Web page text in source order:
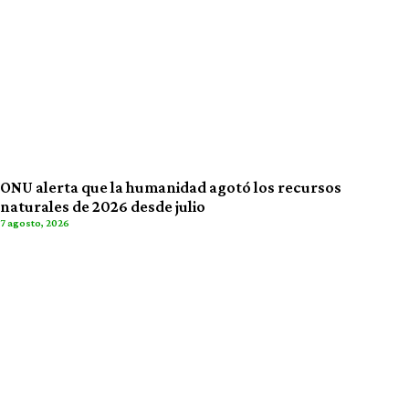
ONU alerta que la humanidad agotó los recursos
naturales de 2026 desde julio
7 agosto, 2026